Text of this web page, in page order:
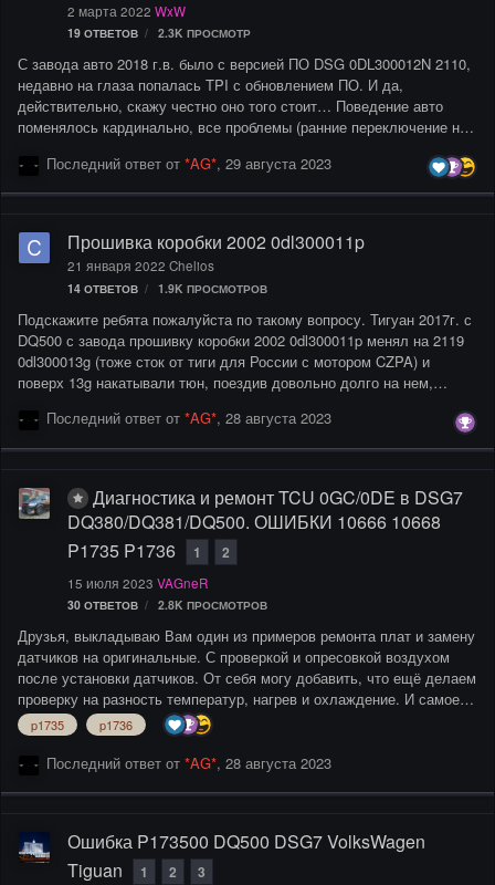
2 марта 2022 WxW
19 ОТВЕТОВ 2.3K ПРОСМОТР
С завода авто 2018 г.в. было с версией ПО DSG 0DL300012N 2110,
недавно на глаза попалась TPI с обновлением ПО. И да,
действительно, скажу честно оно того стоит… Поведение авто
поменялось кардинально, все проблемы (ранние переключение на
передачу, переход на пониженные передачи с высоких 6→ 5 → 4
→ 3 → 2 → 1, обладатели Tiguan 2, Kodiag думаю понимают о чем
свое КПП. Далее на обновленную заводскую прошивку был
наложен тюнинг ;))). Чтобы понять что это такое и какие ощущения
в поведении авто это реально нужно попробовать самому…
Последний ответ от *AG*, 29 августа 2023
Прошивка коробки 2002 0dl300011p
21 января 2022 Chelios
14 ОТВЕТОВ 1.9K ПРОСМОТРОВ
Подскажите ребята пожалуйста по такому вопросу. Тигуан 2017г. с
DQ500 с завода прошивку коробки 2002 0dl300011p менял на 2119
0dl300013g (тоже сток от тиги для России с мотором CZPA) и
поверх 13g накатывали тюн, поездив довольно долго на нем,
как выяснилось позже, это прошивка сток совсем не от тигуана,
точнее от тиги только Allspace и Audi Q3 Северной Америки.
понятно, не от этой машины! И вот взяв в руки одис инж.,
предварительно найдя сток фулл файл 2119 0dl300013g,
попытались его залить, а он шлет нах... И вообще никак ни льет ни
одну прошивк…
Последний ответ от *AG*, 28 августа 2023
Диагностика и ремонт TCU 0GC/0DE в DSG7
DQ380/DQ381/DQ500. ОШИБКИ 10666 10668
P1735 P1736
1 2
15 июля 2023 VAGneR
30 ОТВЕТОВ 2.8K ПРОСМОТРОВ
Друзья, выкладываю Вам один из примеров ремонта плат и замену
датчиков на оригинальные. С проверкой и опресовкой воздухом
после установки датчиков. От себя могу добавить, что ещё делаем
проверку на разность температур, нагрев и охлаждение. И самое
главное, модернизация программного обеспечения, в котором
находится основная проблема не корректной работы данных
датчиков. Также замечу, что датчики деградируют от ряда причин,
Clutch Position sensor K1 and K2 10666 10668 P1735 P1736.mp4
Последний ответ от *AG*, 28 августа 2023
p1735 p1736
Ошибка P173500 DQ500 DSG7 VolksWagen
Tiguan
1 2 3